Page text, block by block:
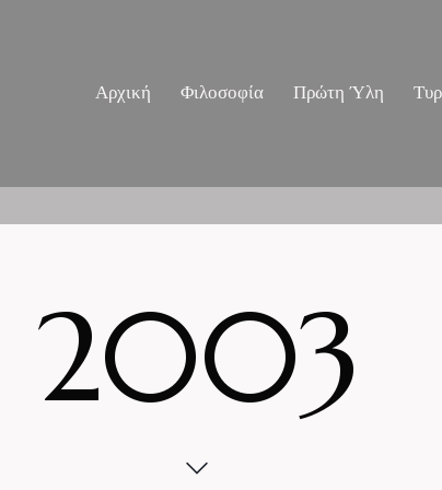
Αρχική Φιλοσοφία Πρώτη Ύλη
2003